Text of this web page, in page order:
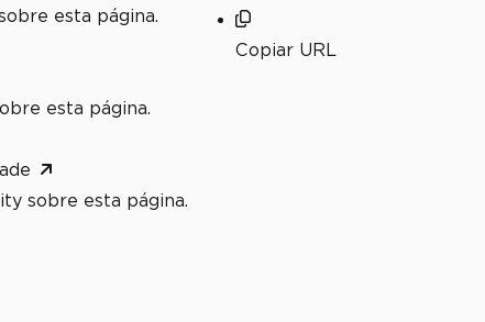
esta página.
esta página.
sobre esta página.
Copiar URL